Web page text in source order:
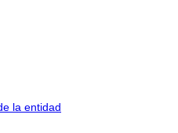
la entidad